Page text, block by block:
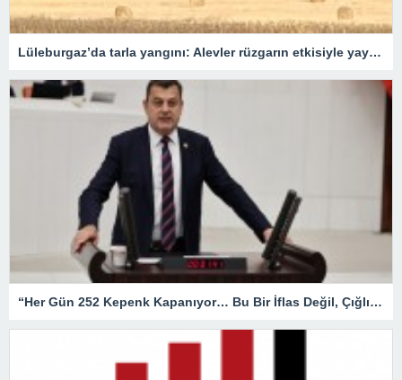
Lüleburgaz’da tarla yangını: Alevler rüzgarın etkisiyle yayıldı
“Her Gün 252 Kepenk Kapanıyor… Bu Bir İflas Değil, Çığlıktır!”